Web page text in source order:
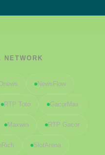
NETWORK
NewsFlow
RTP Toto GacorMax
Maxwin RTP Gacor
SlotArena